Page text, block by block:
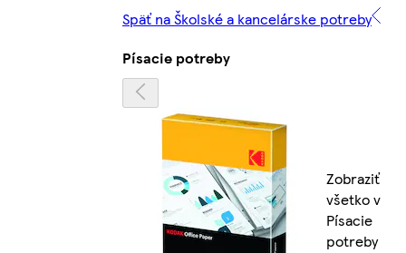
Späť na Školské a kancelárske potreby
Písacie potreby
Zobraziť
všetko v
Písacie
potreby